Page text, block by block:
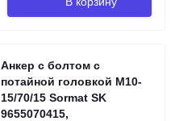
Анкер с болтом с
потайной головкой М10-
15/70/15 Sormat SK
9655070415,